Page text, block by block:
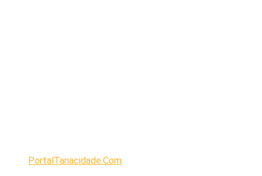
PortalTanacidade.Com